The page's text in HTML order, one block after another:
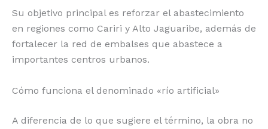
Su objetivo principal es reforzar el abastecimiento
en regiones como Cariri y Alto Jaguaribe, además de
fortalecer la red de embalses que abastece a
importantes centros urbanos.
Cómo funciona el denominado «río artificial»
A diferencia de lo que sugiere el término, la obra no